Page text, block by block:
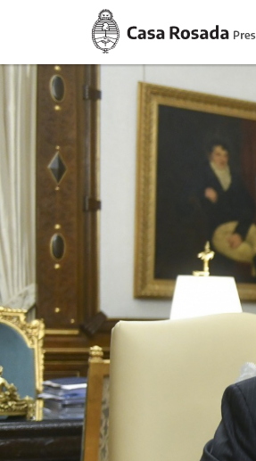
Casa
Rosada
Presidencia
de
Nación